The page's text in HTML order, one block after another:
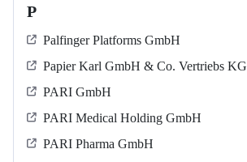
P
Palfinger Platforms GmbH
Papier Karl GmbH & Co. Vertriebs KG
PARI GmbH
PARI Medical Holding GmbH
PARI Pharma GmbH